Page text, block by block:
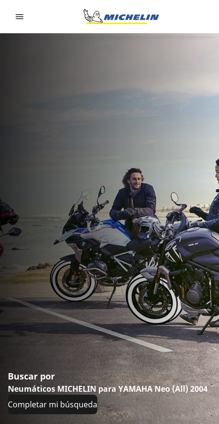
Buscar por
Neumáticos MICHELIN para YAMAHA Neo (All) 2004
Completar mi búsqueda